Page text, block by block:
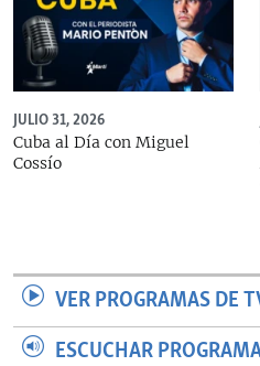
JULIO 31, 2026
Cuba al Día con Miguel
Cossío
VER PROGRAMAS DE
ESCUCHAR